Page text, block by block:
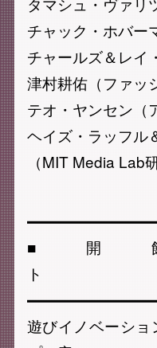
チャック・ホバー
チャールズ＆レイ
津村耕佑（ファッ
テオ・ヤンセン（
ヘイズ・ラッフル
（MIT Media Lab
■開
遊びイノベーシ